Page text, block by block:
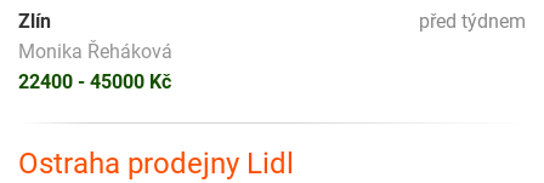
před týdnem
Zlín
Monika Řeháková
22400 - 45000 Kč
Ostraha prodejny Lidl